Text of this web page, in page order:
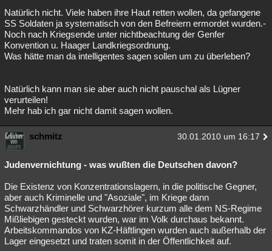
Natürlich nicht. Viele haben ihre Haut retten wollen, da gefangene
SS Soldaten ja systematisch von den Befreiern ermordet wurden.-
Noch nach Kriegsende unter nichtbeachtung der Genfer
Konvention u. Haager Landkriegsordnung.
Was hätte man da intelligentes sagen sollen um zu überleben?
Natürlich kann man sie aber auch nicht pauschal als Lügner
verurteilen!
Mehr hab ich gar nicht damit sagen wollen.
schmitz 30.01.2010 um 16:17
Judenvernichtung - was wußten die Deutschen davon?
Die Existenz von Konzentrationslagern, in die politische Gegner,
aber auch Kriminelle und "Asoziale", im Kriege dann
Schwarzhändler und Schwarzhörer kurzum alle dem NS-Regime
Mißliebigen gesteckt wurden, war im Volk durchaus bekannt.
Arbeitskommandos von KZ-Häftlingen wurden auch außerhalb der
Lager eingesetzt und traten somit in der Öffentlichkeit auf.